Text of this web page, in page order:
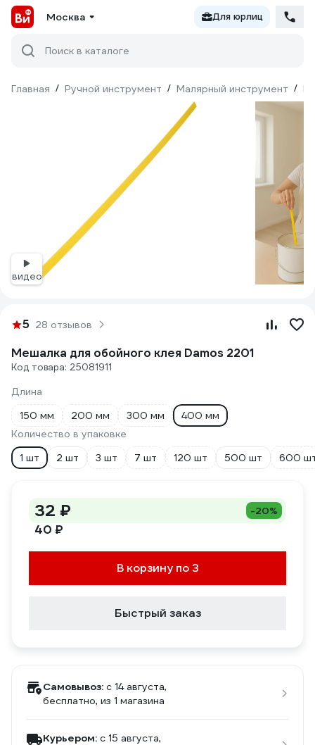
Москва Для юрлиц
Поиск в каталоге
Главная / Ручной инструмент / Малярный инструмент /
видео
5 28 отзывов
Мешалка для обойного клея Damos 2201
Код товара: 25081911
Длина
150 мм
200 мм 300 мм
400 мм
Количество в упаковке
1 шт
2 шт 3 шт 7 шт 120 шт 500 шт 600
32 ₽ -20%
40 ₽
В корзину по 3
Быстрый заказ
Самовывоз: c 14 августа,
бесплатно, из 1 магазина
Курьером: c 15 августа,